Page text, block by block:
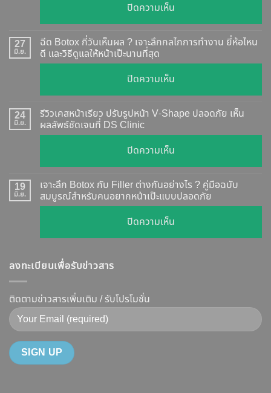
ปิดความเห็น
Botox
แท้
อย่างไร
อัปเดต
2026
ยี่ห้อ
แบบ
27
มิ.ย.
ฉีด Botox กี่วันเห็นผล ? เจาะลึกกลไกการทำงาน ยี่ห้อไหน
ดี และวิธีดูแลให้หน้าเป๊ะนานที่สุด
ปิดความเห็น
ฉีด
Botox
วัน
ผล
?
เจาะ
ดี
วิธี
24
มิ.ย.
รีวิวเคสหน้าเรียว ปรับรูปหน้า V-Shape ปลอดภัย เห็น
ผลลัพธ์ชัดเจนที่ DS Clinic
ปิดความเห็น
รีวิว
เคส
หน้า
เรียว
รูป
ผลลัพธ์
19
มิ.ย.
เจาะลึก Botox กับ Filler ต่างกันอย่างไร ? คู่มือฉบับ
สมบูรณ์สำหรับคนอยากหน้าเป๊ะแบบปลอดภัย
ปิดความเห็น
เจาะ
ต่าง
ลงทะเบียนเพื่อรับข่าวสาร
ติดตามข่าวสารเพิ่มเติม / รับโปรโมชั่น